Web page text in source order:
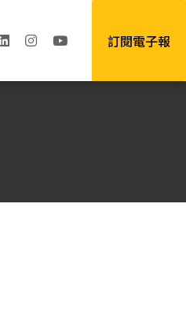
訂閱電子報